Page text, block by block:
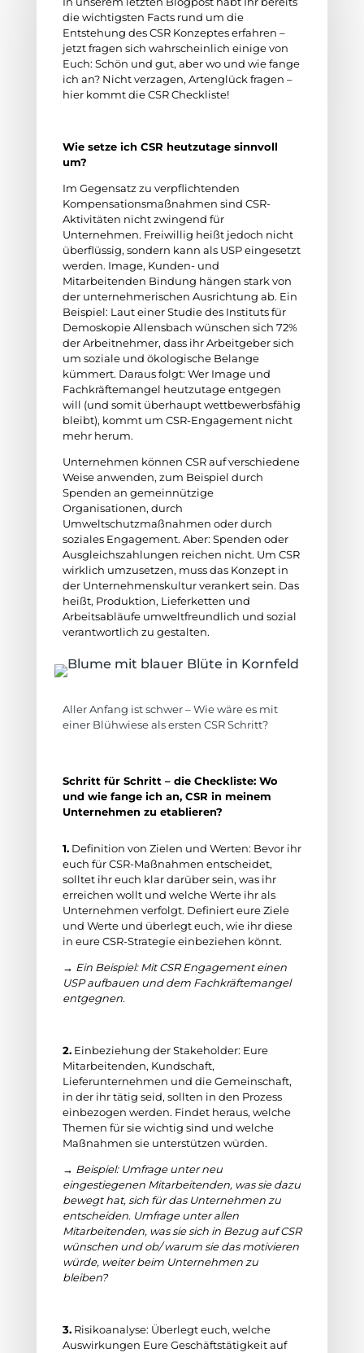
die wichtigsten Facts rund um die
Entstehung des CSR Konzeptes erfahren –
jetzt fragen sich wahrscheinlich einige von
Euch: Schön und gut, aber wo und wie fange
ich an? Nicht verzagen, Artenglück fragen –
hier kommt die CSR Checkliste!
Wie setze ich CSR heutzutage sinnvoll
um?
Im Gegensatz zu verpflichtenden
Kompensationsmaßnahmen sind CSR-
Aktivitäten nicht zwingend für
Unternehmen. Freiwillig heißt jedoch nicht
überflüssig, sondern kann als USP eingesetzt
werden. Image, Kunden- und
Mitarbeitenden Bindung hängen stark von
der unternehmerischen Ausrichtung ab. Ein
Beispiel: Laut einer Studie des Instituts für
Demoskopie Allensbach wünschen sich 72%
der Arbeitnehmer, dass ihr Arbeitgeber sich
um soziale und ökologische Belange
kümmert. Daraus folgt: Wer Image und
Fachkräftemangel heutzutage entgegen
will (und somit überhaupt wettbewerbsfähig
bleibt), kommt um CSR-Engagement nicht
mehr herum.
Unternehmen können CSR auf verschiedene
Weise anwenden, zum Beispiel durch
Spenden an gemeinnützige
Organisationen, durch
Umweltschutzmaßnahmen oder durch
soziales Engagement. Aber: Spenden oder
Ausgleichszahlungen reichen nicht. Um CSR
wirklich umzusetzen, muss das Konzept in
der Unternehmenskultur verankert sein. Das
heißt, Produktion, Lieferketten und
Arbeitsabläufe umweltfreundlich und sozial
verantwortlich zu gestalten.
Aller Anfang ist schwer – Wie wäre es mit
einer Blühwiese als ersten CSR Schritt?
Schritt für Schritt – die Checkliste: Wo
und wie fange ich an, CSR in meinem
Unternehmen zu etablieren?
1.Definition von Zielen und Werten: Bevor ihr
euch für CSR-Maßnahmen entscheidet,
solltet ihr euch klar darüber sein, was ihr
erreichen wollt und welche Werte ihr als
Unternehmen verfolgt. Definiert eure Ziele
und Werte und überlegt euch, wie ihr diese
in eure CSR-Strategie einbeziehen könnt.
→ Ein Beispiel: Mit CSR Engagement einen
USP aufbauen und dem Fachkräftemangel
entgegnen.
2.Einbeziehung der Stakeholder: Eure
Mitarbeitenden, Kundschaft,
Lieferunternehmen und die Gemeinschaft,
in der ihr tätig seid, sollten in den Prozess
einbezogen werden. Findet heraus, welche
Themen für sie wichtig sind und welche
Maßnahmen sie unterstützen würden.
→ Beispiel: Umfrage unter neu
eingestiegenen Mitarbeitenden, was sie dazu
bewegt hat, sich für das Unternehmen zu
entscheiden. Umfrage unter allen
Mitarbeitenden, was sie sich in Bezug auf CSR
wünschen und ob/ warum sie das motivieren
würde, weiter beim Unternehmen zu
bleiben?
3.Risikoanalyse: Überlegt euch, welche
Auswirkungen Eure Geschäftstätigkeit auf